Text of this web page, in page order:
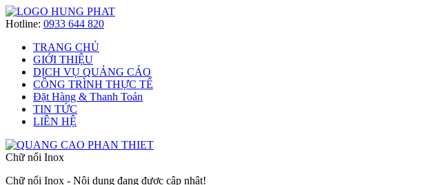
Hotline: 0933 644 820
TRANG CHỦ
GIỚI THIỆU
DỊCH VỤ QUẢNG CÁO
CÔNG TRÌNH THỰC TẾ
Đặt Hàng & Thanh Toán
TIN TỨC
LIÊN HỆ
Chữ nổi Inox
Chữ nổi Inox - Nội dung đang được cập nhật!